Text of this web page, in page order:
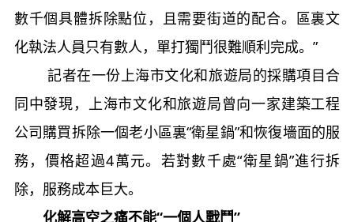
數千個具體拆除點位，且需要街道的配合。區裏文
化執法人員只有數人，單打獨鬥很難順利完成。”
記者在一份上海市文化和旅遊局的採購項目合
同中發現，上海市文化和旅遊局曾向一家建築工程
公司購買拆除一個老小區裏“衛星鍋”和恢復墻面的服
務，價格超過4萬元。若對數千處“衛星鍋”進行拆
除，服務成本巨大。
化解高空之痛不能“一個人戰鬥”